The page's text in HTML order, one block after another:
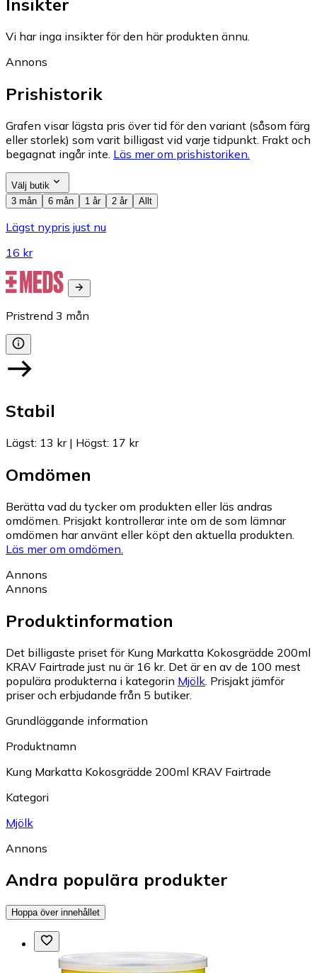
Insikter
Vi har inga insikter för den här produkten ännu.
Annons
Prishistorik
Grafen visar lägsta pris över tid för den variant (såsom färg
eller storlek) som varit billigast vid varje tidpunkt. Frakt och
begagnat ingår inte. Läs mer om prishistoriken.
Välj butik
3 mån
6 mån 1 år 2 år Allt
Lägst nypris just nu
16 kr
Pristrend 3 mån
Stabil
Lägst: 13 kr| Högst: 17 kr
Omdömen
Berätta vad du tycker om produkten eller läs andras
omdömen. Prisjakt kontrollerar inte om de som lämnar
omdömen har använt eller köpt den aktuella produkten.
Läs mer om omdömen.
Annons
Annons
Produktinformation
Det billigaste priset för Kung Markatta Kokosgrädde 200ml
KRAV Fairtrade just nu är 16 kr. Det är en av de 100 mest
populära produkterna i kategorin Mjölk Prisjakt jämför
priser och erbjudande från 5 butiker.
Grundläggande information
Produktnamn
Kung Markatta Kokosgrädde 200ml KRAV Fairtrade
Kategori
Mjölk
Annons
Andra populära produkter
Hoppa över innehållet